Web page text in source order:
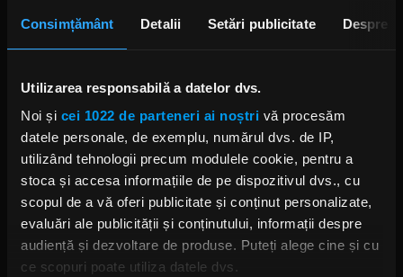
Consimțământ Detalii Setări publicitate Despre
Utilizarea responsabilă a datelor dvs.
Noi și cei 1022 de parteneri ai noștri vă procesăm
datele personale, de exemplu, numărul dvs. de IP,
utilizând tehnologii precum modulele cookie, pentru a
stoca și accesa informațiile de pe dispozitivul dvs., cu
scopul de a vă oferi publicitate și conținut personalizate,
evaluări ale publicității și conținutului, informații despre
audiență și dezvoltare de produse. Puteți alege cine și cu
ce scopuri poate utiliza datele dvs.
Foto: Getty
AXL ROSE NOVEMBER RAIN